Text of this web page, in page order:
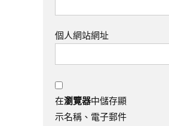
個人網站網址
在瀏覽器中儲存顯
示名稱、電子郵件